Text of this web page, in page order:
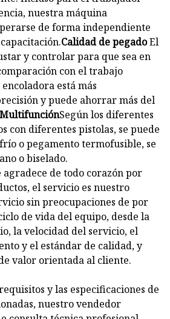
nuestra máquina
de forma independiente
Calidad de pegadoEl
y controlar para que sea en
con el trabajo
está más
y puede ahorrar más del
MultifunciónSegún los diferentes
con diferentes pistolas, se puede
o pegamento termofusible, se
o biselado.
de todo corazón por
el servicio es nuestro
sin preocupaciones de por
de vida del equipo, desde la
la velocidad del servicio, el
y el estándar de calidad, y
valor orientada al cliente.
y las especificaciones de
nuestro vendedor